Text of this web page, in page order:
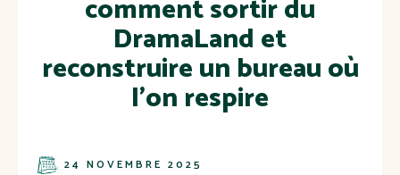
comment sortir du
DramaLand et
reconstruire un bureau où
l’on respire
24 NOVEMBRE 2025